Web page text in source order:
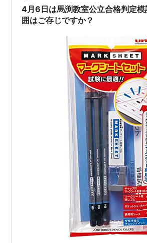
4月6日は馬渕教室公立合格判定
囲はご存じですか？